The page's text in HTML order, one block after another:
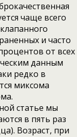
чаще всего
и часто
от всех
данным
редко в
миксома
статье мы
в пять раз
Возраст, при